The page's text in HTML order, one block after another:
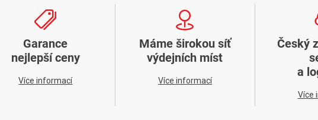
Garance
nejlepší ceny
Více informací
Máme širokou síť
výdejních míst
Více informací
Český
a
Více